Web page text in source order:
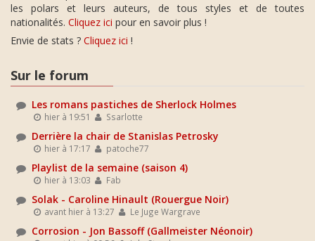
les polars et leurs auteurs, de tous styles et de toutes
nationalités. Cliquez ici pour en savoir plus !
Envie de stats ? Cliquez ici !
Sur le forum
Les romans pastiches de Sherlock Holmes
hier à 19:51 Ssarlotte
Derrière la chair de Stanislas Petrosky
hier à 17:17 patoche77
Playlist de la semaine (saison 4)
hier à 13:03 Fab
Solak - Caroline Hinault (Rouergue Noir)
avant hier à 13:27 Le Juge Wargrave
Corrosion - Jon Bassoff (Gallmeister Néonoir)